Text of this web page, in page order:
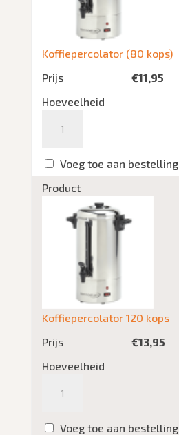
Koffiepercolator (80 kops)
Prijs
€11,95
Hoeveelheid
Voeg toe aan bestelling
Product
Koffiepercolator 120 kops
Prijs
€13,95
Hoeveelheid
Voeg toe aan bestelling